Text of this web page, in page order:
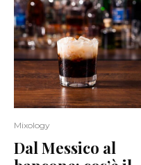
Mixology
Dal Messico al